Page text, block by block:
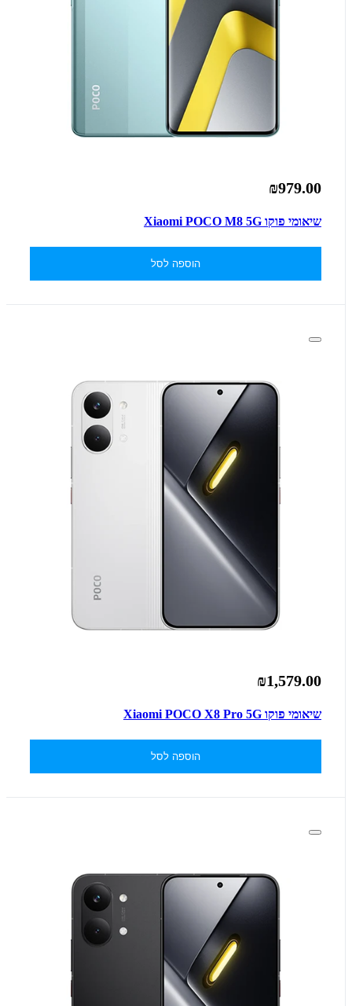
₪979.00
שיאומי פוקו Xiaomi POCO M8 5G
הוספה לסל
₪1,579.00
שיאומי פוקו Xiaomi POCO X8 Pro 5G
הוספה לסל